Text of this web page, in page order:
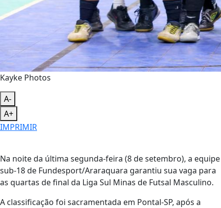
Kayke Photos
A-
A+
IMPRIMIR
Na noite da última segunda-feira (8 de setembro), a equipe
sub-18 de Fundesport/Araraquara garantiu sua vaga para
as quartas de final da Liga Sul Minas de Futsal Masculino.
A classificação foi sacramentada em Pontal-SP, após a